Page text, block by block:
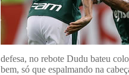
defesa, no rebote Dudu bateu
bem, só que espalmando na